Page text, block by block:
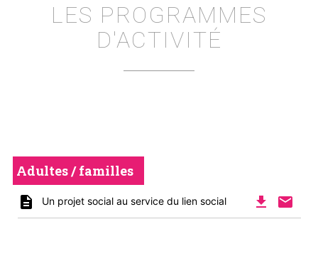
LES PROGRAMMES
D'ACTIVITÉ
Adultes / familles
mail
file_download
Un projet social au service du lien social
description